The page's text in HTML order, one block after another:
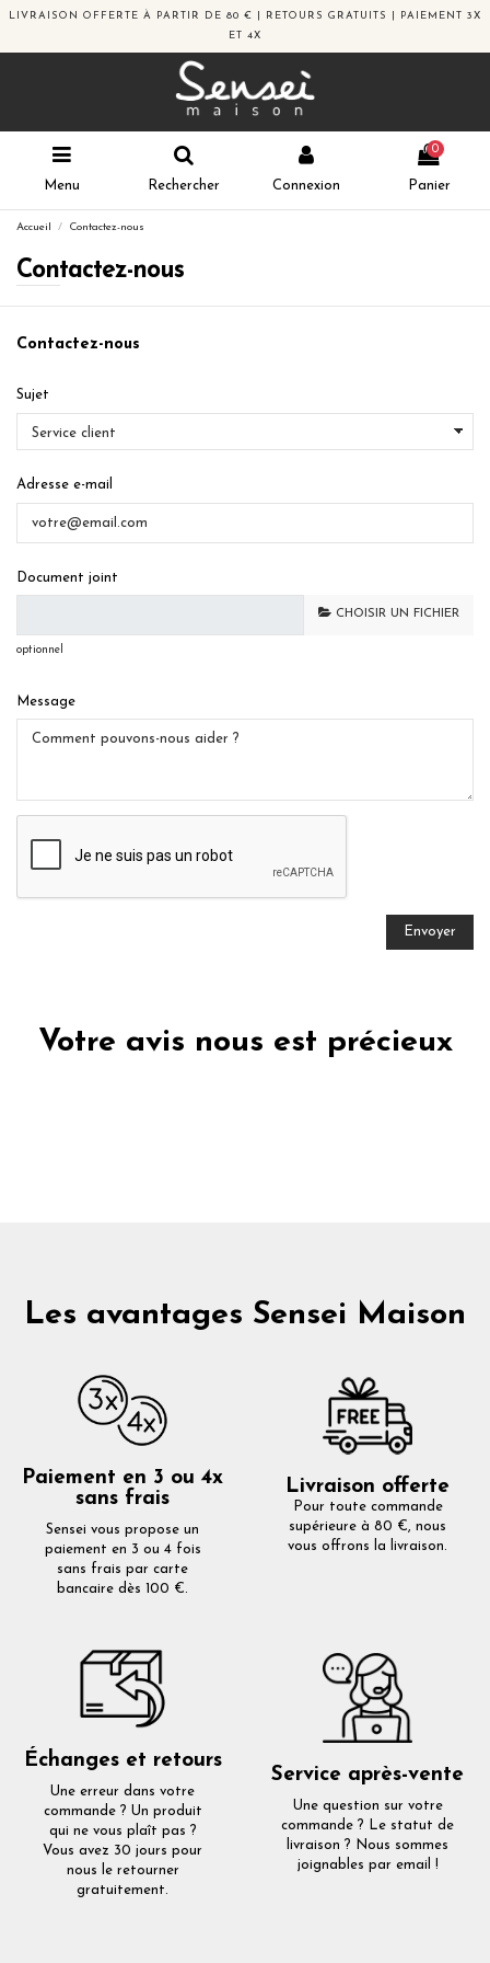
LIVRAISON OFFERTE À PARTIR DE 80 € | RETOURS GRATUITS | PAIEMENT 3X
ET 4X
Menu Rechercher Connexion
0
Panier
Accueil Contactez-nous
Contactez-nous
Contactez-nous
Sujet
Adresse e-mail
Document joint
CHOISIR UN FICHIER
optionnel
Message
Votre avis nous est précieux
Les avantages Sensei Maison
Paiement en 3 ou 4x
sans frais
Sensei vous propose un
paiement en 3 ou 4 fois
sans frais par carte
bancaire dès 100 €.
Livraison offerte
Pour toute commande
supérieure à 80 €, nous
vous offrons la livraison.
Échanges et retours
Une erreur dans votre
commande ? Un produit
qui ne vous plaît pas ?
Vous avez 30 jours pour
nous le retourner
gratuitement.
Service après-vente
Une question sur votre
commande ? Le statut de
livraison ? Nous sommes
joignables par email !